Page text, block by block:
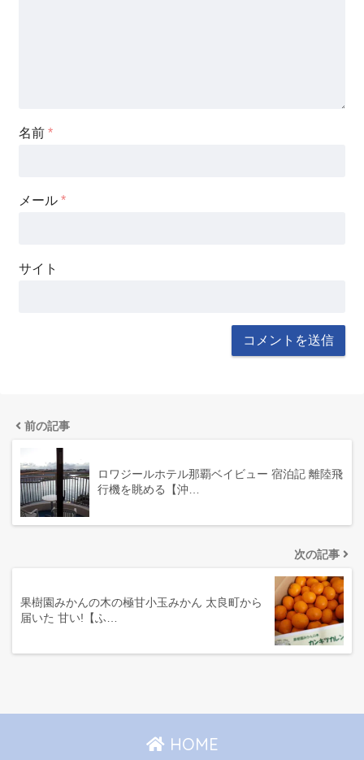
名前*
メール*
サイト
前の記事
ロワジールホテル那覇ベイビュー 宿泊記 離陸飛
行機を眺める【沖…
次の記事
果樹園みかんの木の極甘小玉みかん 太良町から
届いた 甘い!【ふ…
HOME